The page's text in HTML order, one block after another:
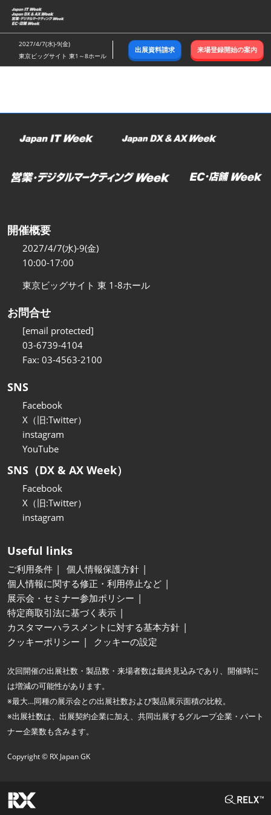
ス
キ
ッ
し
む
2027/4/7(水)-9(金)
東京ビッグサイト 東1～8ホール
出展資料請求 来場登録開始の案内
開催概要
2027/4/7(水)-9(金)
10:00-17:00
東京ビッグサイト 東 1-8ホール
お問合せ
[email protected]
03-6739-4104
Fax: 03-4563-2100
SNS
Facebook
X（旧:Twitter）
instagram
YouTube
SNS（DX & AX Week）
Facebook
X（旧:Twitter）
instagram
Useful links
ご利用条件
個人情報保護方針
個人情報に関する修正・利用停止など
展示会・セミナー参加ポリシー
特定商取引法に基づく表示
カスタマーハラスメントに対する基本方針
クッキーポリシー
クッキーの設定
次回開催の出展社数・製品数・来場者数は最終見込みであり、開催時に
は増減の可能性があります。
※最大…同種の展示会との出展社数および製品展示面積の比較。
※出展社数は、出展契約企業に加え、共同出展するグループ企業・パート
ナー企業数も含みます。
Copyright © RX Japan GK